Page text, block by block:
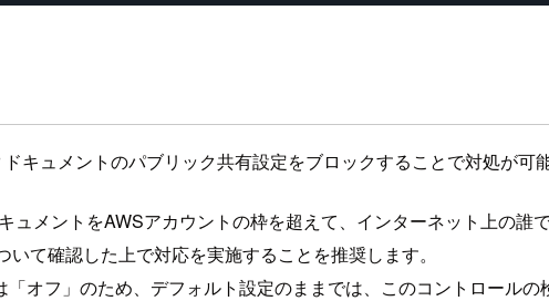
キュメントのパブリック共有設定をブロックすることで対処が可能
メントをAWSアカウントの枠を超えて、インターネット上の誰
て確認した上で対応を実施することを推奨します。
「オフ」のため、デフォルト設定のままでは、このコントロール